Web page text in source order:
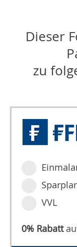
Dieser
zu
VVL
0% Rabatt